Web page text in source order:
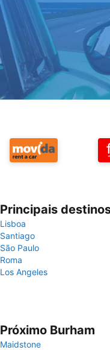
Principais
Lisboa
Santiago
São Paulo
Roma
Los Angeles
Próximo Burham
Maidstone